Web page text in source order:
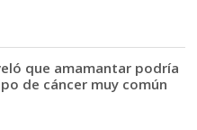
que amamantar podría
de cáncer muy común